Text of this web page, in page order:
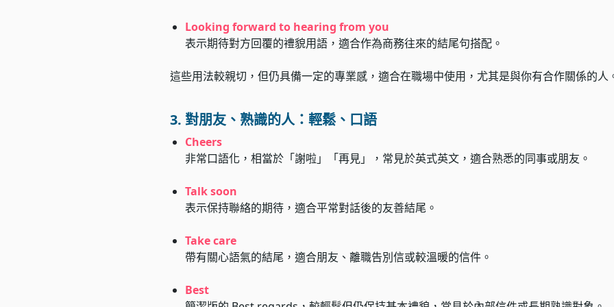
Looking forward to hearing from you
表示期待對方回覆的禮貌用語，適合作為商務往來的結尾句搭配。
這些用法較親切，但仍具備一定的專業感，適合在職場中使用，尤其是與你有合作關係的人
3. 對朋友、熟識的人：輕鬆、口語
Cheers
非常口語化，相當於「謝啦」「再見」，常見於英式英文，適合熟悉的同事或朋友。
Talk soon
表示保持聯絡的期待，適合平常對話後的友善結尾。
Take care
帶有關心語氣的結尾，適合朋友、離職告別信或較溫暖的信件。
Best